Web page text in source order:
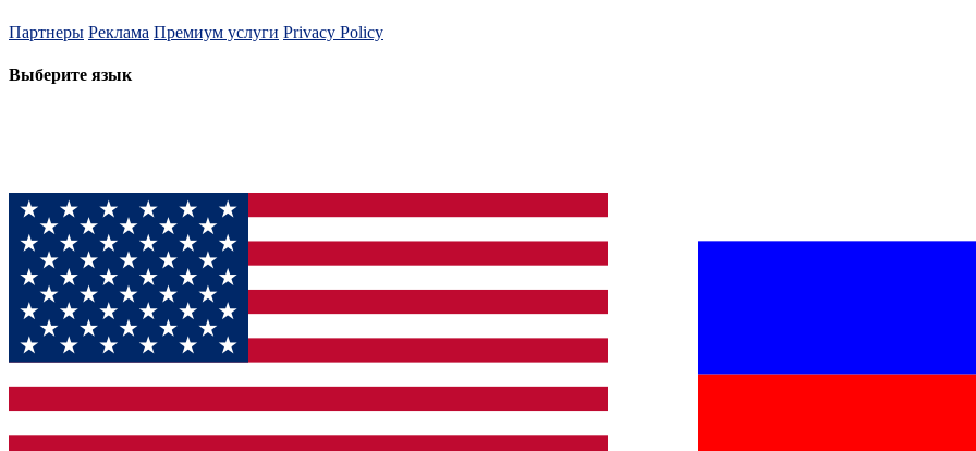
Партнеры Реклама Премиум услуги Privacy Policy
Выберите язык